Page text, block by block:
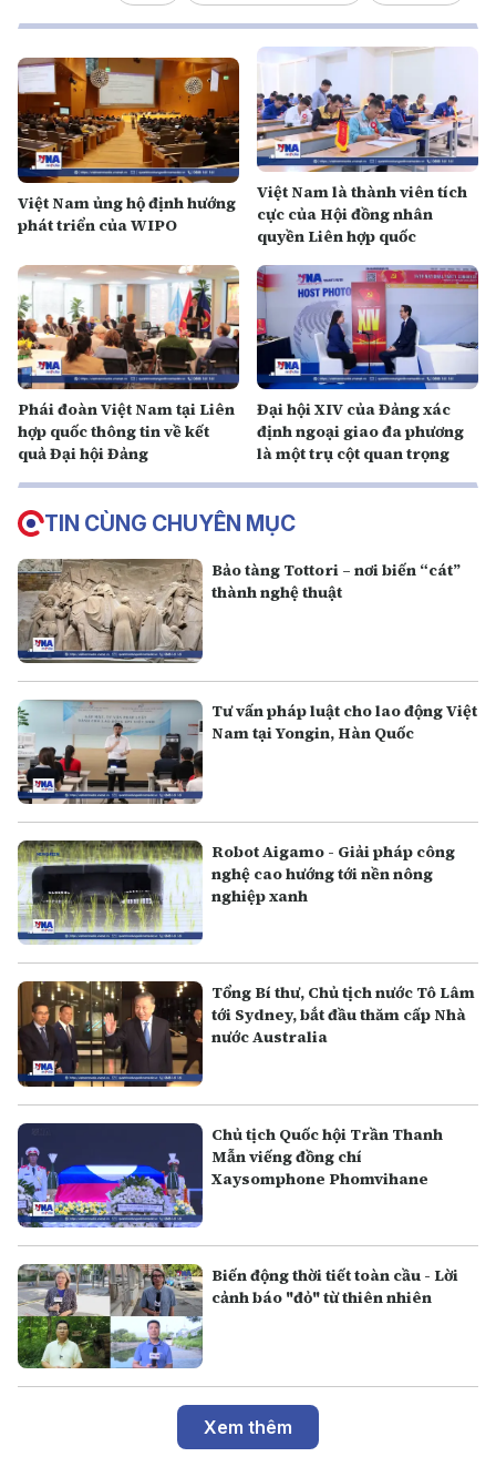
Việt Nam ủng hộ định hướng
phát triển của WIPO
Việt Nam là thành viên tích
cực của Hội đồng nhân
quyền Liên hợp quốc
Phái đoàn Việt Nam tại Liên
hợp quốc thông tin về kết
quả Đại hội Đảng
Đại hội XIV của Đảng xác
định ngoại giao đa phương
là một trụ cột quan trọng
TIN CÙNG CHUYÊN MỤC
Bảo tàng Tottori – nơi biến “cát”
thành nghệ thuật
Tư vấn pháp luật cho lao động Việt
Nam tại Yongin, Hàn Quốc
Robot Aigamo - Giải pháp công
nghệ cao hướng tới nền nông
nghiệp xanh
Tổng Bí thư, Chủ tịch nước Tô Lâm
tới Sydney, bắt đầu thăm cấp Nhà
nước Australia
Chủ tịch Quốc hội Trần Thanh
Mẫn viếng đồng chí
Xaysomphone Phomvihane
Biến động thời tiết toàn cầu - Lời
cảnh báo "đỏ" từ thiên nhiên
Xem thêm